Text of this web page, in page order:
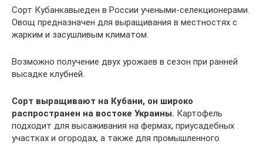
Сорт Кубанкавыеден в России учеными-селекционерами.
Овощ предназначен для выращивания в местностях с
жарким и засушливым климатом.
Возможно получение двух урожаев в сезон при ранней
высадке клубней.
Сорт выращивают на Кубани, он широко
распространен на востоке Украины. Картофель
подходит для высаживания на фермах, приусадебных
участках и огородах, а также для промышленного